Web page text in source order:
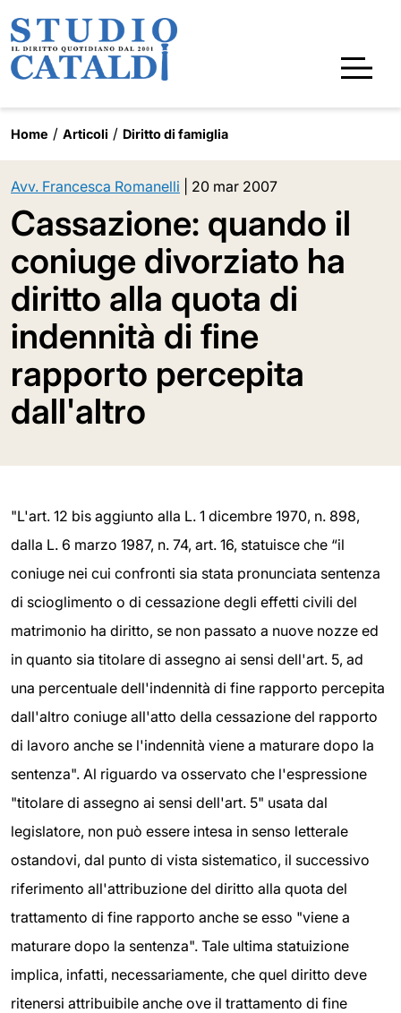
Home Articoli Diritto di famiglia
Avv. Francesca Romanelli 20 mar 2007
Cassazione: quando il
coniuge divorziato ha
diritto alla quota di
indennità di fine
rapporto percepita
dall'altro
"L'art. 12 bis aggiunto alla L. 1 dicembre 1970, n. 898,
dalla L. 6 marzo 1987, n. 74, art. 16, statuisce che “il
coniuge nei cui confronti sia stata pronunciata sentenza
di scioglimento o di cessazione degli effetti civili del
matrimonio ha diritto, se non passato a nuove nozze ed
in quanto sia titolare di assegno ai sensi dell'art. 5, ad
una percentuale dell'indennità di fine rapporto percepita
dall'altro coniuge all'atto della cessazione del rapporto
di lavoro anche se l'indennità viene a maturare dopo la
sentenza". Al riguardo va osservato che l'espressione
"titolare di assegno ai sensi dell'art. 5" usata dal
legislatore, non può essere intesa in senso letterale
ostandovi, dal punto di vista sistematico, il successivo
riferimento all'attribuzione del diritto alla quota del
trattamento di fine rapporto anche se esso "viene a
maturare dopo la sentenza". Tale ultima statuizione
implica, infatti, necessariamente, che quel diritto deve
ritenersi attribuibile anche ove il trattamento di fine